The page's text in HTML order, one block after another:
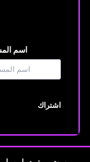
اسم
اشتراك